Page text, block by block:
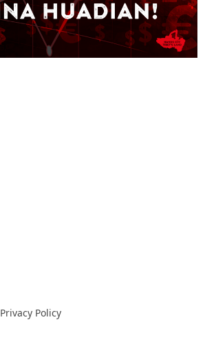
Privacy Policy